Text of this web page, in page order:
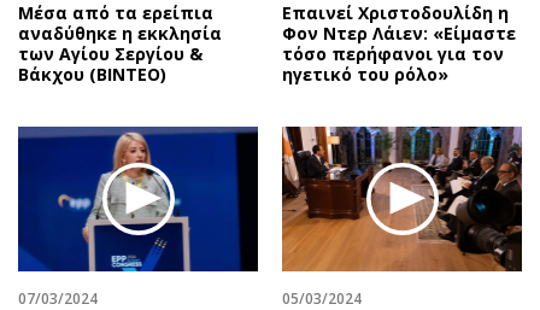
Μέσα από τα ερείπια
αναδύθηκε η εκκλησία
των Αγίου Σεργίου &
Βάκχου (ΒΙΝΤΕΟ)
Επαινεί Χριστοδουλίδη η
Φον Ντερ Λάιεν: «Είμαστε
τόσο περήφανοι για τον
ηγετικό του ρόλο»
07/03/2024 05/03/2024